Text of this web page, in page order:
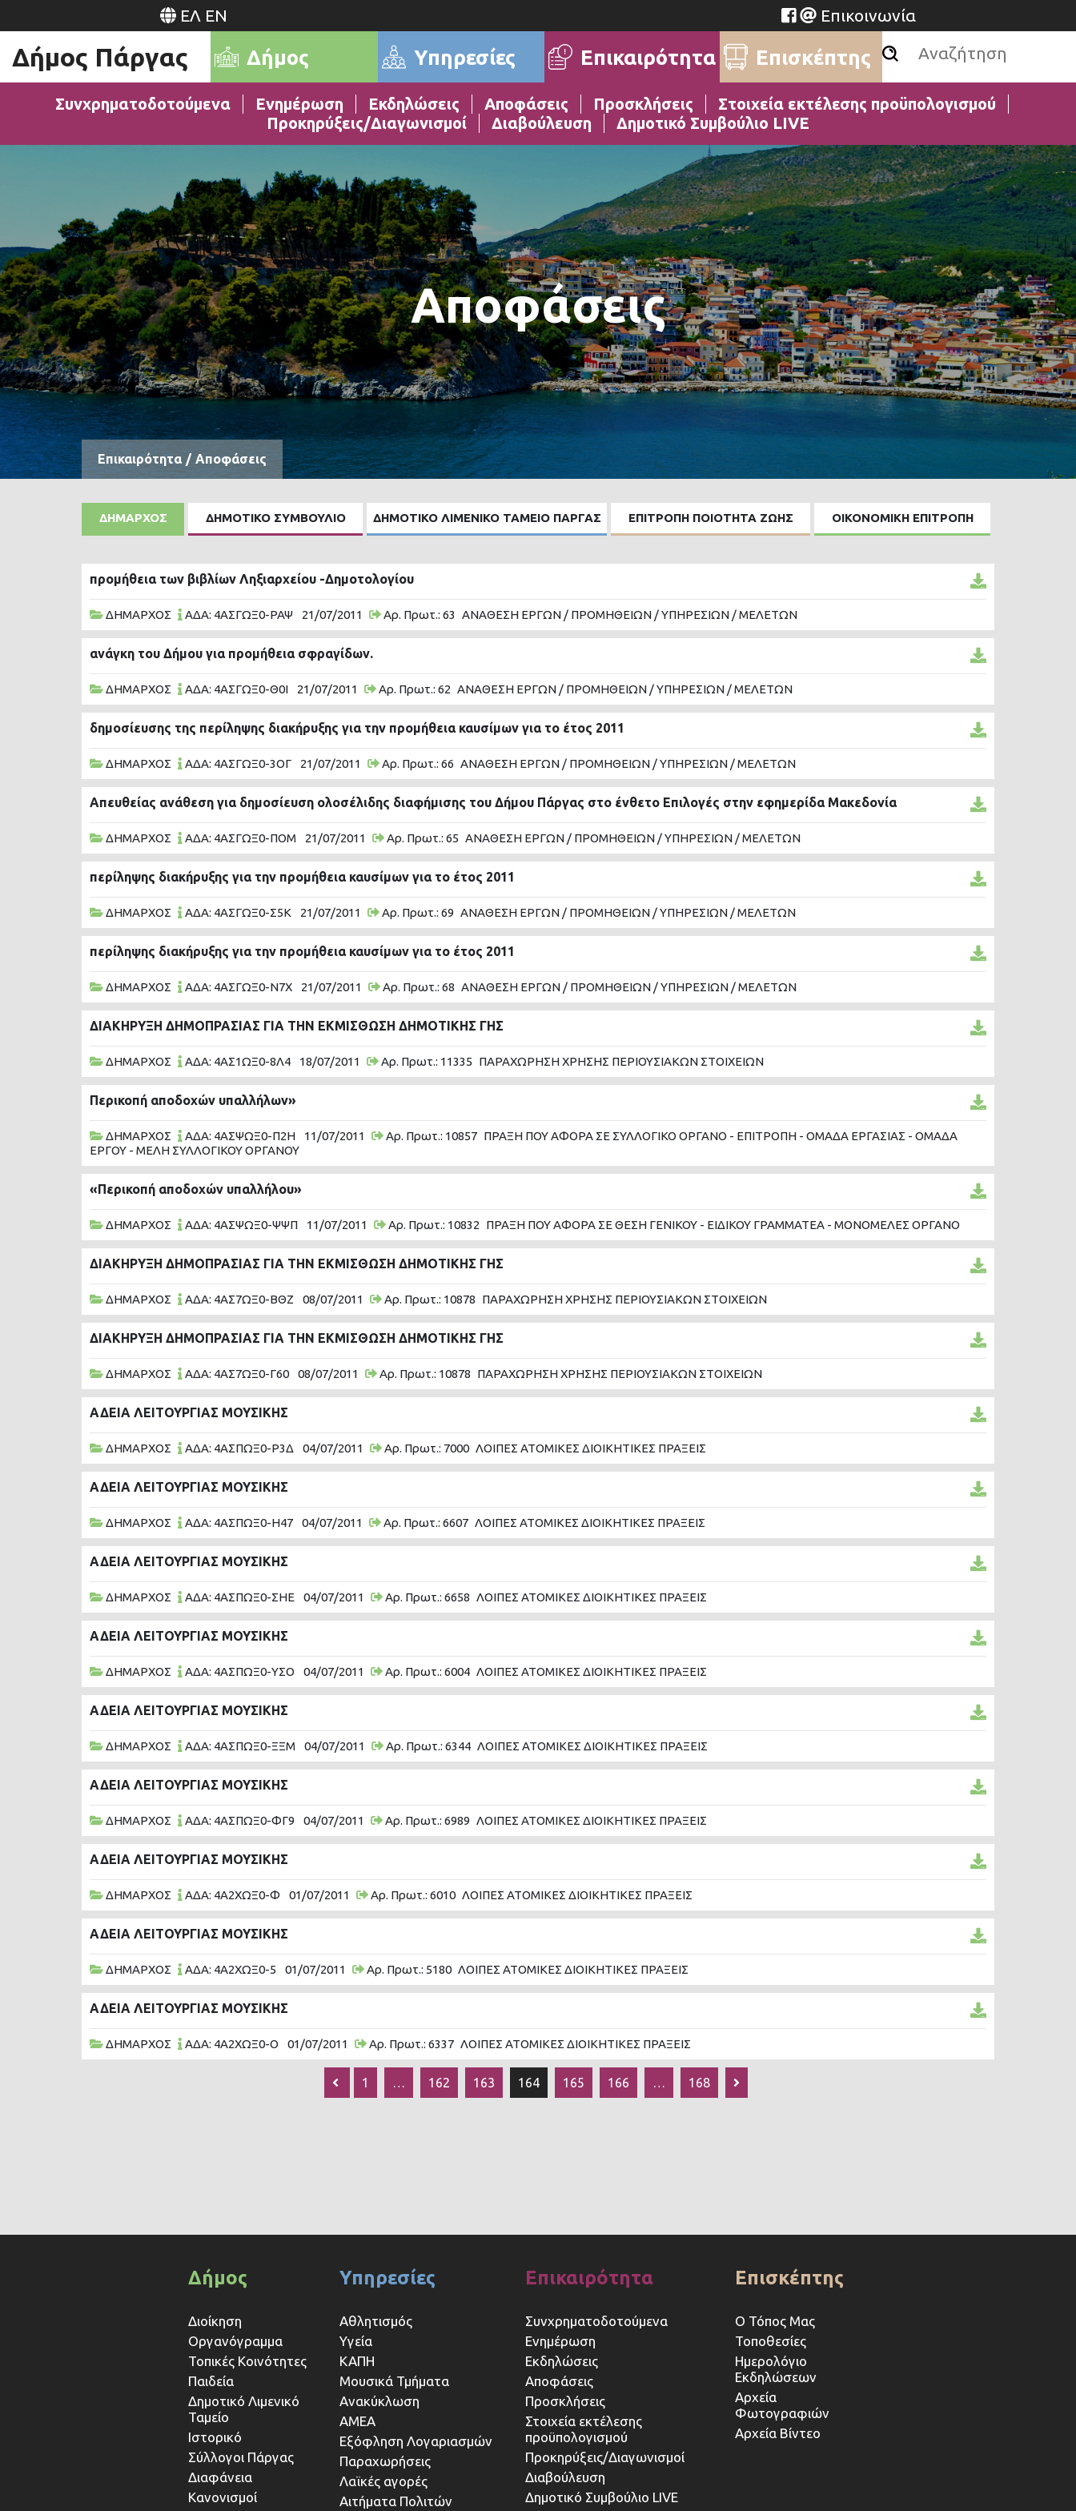
ΕΛ EN Επικοινωνία
Δήμος Πάργας Δήμος Υπηρεσίες Επικαιρότητα
Συνχρηματοδοτούμενα Ενημέρωση Εκδηλώσεις Αποφάσεις Προσκλήσεις
Στοιχεία εκτέλεσης προϋπολογισμού
Προκηρύξεις/Διαγωνισμοί
Διαβούλευση Δημοτικό Συμβούλιο LIVE
Επισκέπτης
Αποφάσεις
Επικαιρότητα / Αποφάσεις
ΔΗΜΑΡΧΟΣ ΔΗΜΟΤΙΚΟ ΣΥΜΒΟΥΛΙΟ ΔΗΜΟΤΙΚΟ ΛΙΜΕΝΙΚΟ ΤΑΜΕΙΟ ΠΑΡΓΑΣ ΕΠΙΤΡΟΠΗ ΠΟΙΟΤΗΤΑ ΖΩΗΣ ΟΙΚΟΝΟΜΙΚΗ ΕΠΙΤΡΟΠΗ
προμήθεια των βιβλίων Ληξιαρχείου -Δημοτολογίου
ΔΗΜΑΡΧΟΣ ΑΔΑ: 4ΑΣΓΩΞ0-ΡΑΨ 21/07/2011 Αρ. Πρωτ.: 63 ΑΝΑΘΕΣΗ ΕΡΓΩΝ / ΠΡΟΜΗΘΕΙΩΝ / ΥΠΗΡΕΣΙΩΝ / ΜΕΛΕΤΩΝ
ανάγκη του Δήμου για προμήθεια σφραγίδων.
ΔΗΜΑΡΧΟΣ ΑΔΑ: 4ΑΣΓΩΞ0-Θ0Ι 21/07/2011 Αρ. Πρωτ.: 62 ΑΝΑΘΕΣΗ ΕΡΓΩΝ / ΠΡΟΜΗΘΕΙΩΝ / ΥΠΗΡΕΣΙΩΝ / ΜΕΛΕΤΩΝ
δημοσίευσης της περίληψης διακήρυξης για την προμήθεια καυσίμων για το έτος 2011
ΔΗΜΑΡΧΟΣ ΑΔΑ: 4ΑΣΓΩΞ0-3ΟΓ 21/07/2011 Αρ. Πρωτ.: 66 ΑΝΑΘΕΣΗ ΕΡΓΩΝ / ΠΡΟΜΗΘΕΙΩΝ / ΥΠΗΡΕΣΙΩΝ / ΜΕΛΕΤΩΝ
Απευθείας ανάθεση για δημοσίευση ολοσέλιδης διαφήμισης του Δήμου Πάργας στο ένθετο Επιλογές στην εφημερίδα Μακεδονία
ΔΗΜΑΡΧΟΣ ΑΔΑ: 4ΑΣΓΩΞ0-ΠΟΜ 21/07/2011 Αρ. Πρωτ.: 65 ΑΝΑΘΕΣΗ ΕΡΓΩΝ / ΠΡΟΜΗΘΕΙΩΝ / ΥΠΗΡΕΣΙΩΝ / ΜΕΛΕΤΩΝ
περίληψης διακήρυξης για την προμήθεια καυσίμων για το έτος 2011
ΔΗΜΑΡΧΟΣ ΑΔΑ: 4ΑΣΓΩΞ0-Σ5Κ 21/07/2011 Αρ. Πρωτ.: 69 ΑΝΑΘΕΣΗ ΕΡΓΩΝ / ΠΡΟΜΗΘΕΙΩΝ / ΥΠΗΡΕΣΙΩΝ / ΜΕΛΕΤΩΝ
περίληψης διακήρυξης για την προμήθεια καυσίμων για το έτος 2011
ΔΗΜΑΡΧΟΣ ΑΔΑ: 4ΑΣΓΩΞ0-Ν7Χ 21/07/2011 Αρ. Πρωτ.: 68 ΑΝΑΘΕΣΗ ΕΡΓΩΝ / ΠΡΟΜΗΘΕΙΩΝ / ΥΠΗΡΕΣΙΩΝ / ΜΕΛΕΤΩΝ
ΔΙΑΚΗΡΥΞΗ ΔΗΜΟΠΡΑΣΙΑΣ ΓΙΑ ΤΗΝ ΕΚΜΙΣΘΩΣΗ ΔΗΜΟΤΙΚΗΣ ΓΗΣ
ΔΗΜΑΡΧΟΣ ΑΔΑ: 4ΑΣ1ΩΞ0-8Λ4 18/07/2011 Αρ. Πρωτ.: 11335 ΠΑΡΑΧΩΡΗΣΗ ΧΡΗΣΗΣ ΠΕΡΙΟΥΣΙΑΚΩΝ ΣΤΟΙΧΕΙΩΝ
Περικοπή αποδοχών υπαλλήλων»
ΔΗΜΑΡΧΟΣ ΑΔΑ: 4ΑΣΨΩΞ0-Π2Η 11/07/2011 Αρ. Πρωτ.: 10857 ΠΡΑΞΗ ΠΟΥ ΑΦΟΡΑ ΣΕ ΣΥΛΛΟΓΙΚΟ ΟΡΓΑΝΟ - ΕΠΙΤΡΟΠΗ - ΟΜΑΔΑ ΕΡΓΑΣΙΑΣ - ΟΜΑΔΑ
ΕΡΓΟΥ - ΜΕΛΗ ΣΥΛΛΟΓΙΚΟΥ ΟΡΓΑΝΟΥ
«Περικοπή αποδοχών υπαλλήλου»
ΔΗΜΑΡΧΟΣ ΑΔΑ: 4ΑΣΨΩΞ0-ΨΨΠ 11/07/2011 Αρ. Πρωτ.: 10832 ΠΡΑΞΗ ΠΟΥ ΑΦΟΡΑ ΣΕ ΘΕΣΗ ΓΕΝΙΚΟΥ - ΕΙΔΙΚΟΥ ΓΡΑΜΜΑΤΕΑ - ΜΟΝΟΜΕΛΕΣ ΟΡΓΑΝΟ
ΔΙΑΚΗΡΥΞΗ ΔΗΜΟΠΡΑΣΙΑΣ ΓΙΑ ΤΗΝ ΕΚΜΙΣΘΩΣΗ ΔΗΜΟΤΙΚΗΣ ΓΗΣ
ΔΗΜΑΡΧΟΣ ΑΔΑ: 4ΑΣ7ΩΞ0-ΒΘΖ 08/07/2011 Αρ. Πρωτ.: 10878 ΠΑΡΑΧΩΡΗΣΗ ΧΡΗΣΗΣ ΠΕΡΙΟΥΣΙΑΚΩΝ ΣΤΟΙΧΕΙΩΝ
ΔΙΑΚΗΡΥΞΗ ΔΗΜΟΠΡΑΣΙΑΣ ΓΙΑ ΤΗΝ ΕΚΜΙΣΘΩΣΗ ΔΗΜΟΤΙΚΗΣ ΓΗΣ
ΔΗΜΑΡΧΟΣ ΑΔΑ: 4ΑΣ7ΩΞ0-Γ60 08/07/2011 Αρ. Πρωτ.: 10878 ΠΑΡΑΧΩΡΗΣΗ ΧΡΗΣΗΣ ΠΕΡΙΟΥΣΙΑΚΩΝ ΣΤΟΙΧΕΙΩΝ
ΑΔΕΙΑ ΛΕΙΤΟΥΡΓΙΑΣ ΜΟΥΣΙΚΗΣ
ΔΗΜΑΡΧΟΣ ΑΔΑ: 4ΑΣΠΩΞ0-Ρ3Δ 04/07/2011 Αρ. Πρωτ.: 7000 ΛΟΙΠΕΣ ΑΤΟΜΙΚΕΣ ΔΙΟΙΚΗΤΙΚΕΣ ΠΡΑΞΕΙΣ
ΑΔΕΙΑ ΛΕΙΤΟΥΡΓΙΑΣ ΜΟΥΣΙΚΗΣ
ΔΗΜΑΡΧΟΣ ΑΔΑ: 4ΑΣΠΩΞ0-Η47 04/07/2011 Αρ. Πρωτ.: 6607 ΛΟΙΠΕΣ ΑΤΟΜΙΚΕΣ ΔΙΟΙΚΗΤΙΚΕΣ ΠΡΑΞΕΙΣ
ΑΔΕΙΑ ΛΕΙΤΟΥΡΓΙΑΣ ΜΟΥΣΙΚΗΣ
ΔΗΜΑΡΧΟΣ ΑΔΑ: 4ΑΣΠΩΞ0-ΣΗΕ 04/07/2011 Αρ. Πρωτ.: 6658 ΛΟΙΠΕΣ ΑΤΟΜΙΚΕΣ ΔΙΟΙΚΗΤΙΚΕΣ ΠΡΑΞΕΙΣ
ΑΔΕΙΑ ΛΕΙΤΟΥΡΓΙΑΣ ΜΟΥΣΙΚΗΣ
ΔΗΜΑΡΧΟΣ ΑΔΑ: 4ΑΣΠΩΞ0-ΥΣΟ 04/07/2011 Αρ. Πρωτ.: 6004 ΛΟΙΠΕΣ ΑΤΟΜΙΚΕΣ ΔΙΟΙΚΗΤΙΚΕΣ ΠΡΑΞΕΙΣ
ΑΔΕΙΑ ΛΕΙΤΟΥΡΓΙΑΣ ΜΟΥΣΙΚΗΣ
ΔΗΜΑΡΧΟΣ ΑΔΑ: 4ΑΣΠΩΞ0-ΞΞΜ 04/07/2011 Αρ. Πρωτ.: 6344 ΛΟΙΠΕΣ ΑΤΟΜΙΚΕΣ ΔΙΟΙΚΗΤΙΚΕΣ ΠΡΑΞΕΙΣ
ΑΔΕΙΑ ΛΕΙΤΟΥΡΓΙΑΣ ΜΟΥΣΙΚΗΣ
ΔΗΜΑΡΧΟΣ ΑΔΑ: 4ΑΣΠΩΞ0-ΦΓ9 04/07/2011 Αρ. Πρωτ.: 6989 ΛΟΙΠΕΣ ΑΤΟΜΙΚΕΣ ΔΙΟΙΚΗΤΙΚΕΣ ΠΡΑΞΕΙΣ
ΑΔΕΙΑ ΛΕΙΤΟΥΡΓΙΑΣ ΜΟΥΣΙΚΗΣ
ΔΗΜΑΡΧΟΣ ΑΔΑ: 4Α2ΧΩΞ0-Φ 01/07/2011 Αρ. Πρωτ.: 6010 ΛΟΙΠΕΣ ΑΤΟΜΙΚΕΣ ΔΙΟΙΚΗΤΙΚΕΣ ΠΡΑΞΕΙΣ
ΑΔΕΙΑ ΛΕΙΤΟΥΡΓΙΑΣ ΜΟΥΣΙΚΗΣ
ΔΗΜΑΡΧΟΣ ΑΔΑ: 4Α2ΧΩΞ0-5 01/07/2011 Αρ. Πρωτ.: 5180 ΛΟΙΠΕΣ ΑΤΟΜΙΚΕΣ ΔΙΟΙΚΗΤΙΚΕΣ ΠΡΑΞΕΙΣ
ΑΔΕΙΑ ΛΕΙΤΟΥΡΓΙΑΣ ΜΟΥΣΙΚΗΣ
ΔΗΜΑΡΧΟΣ ΑΔΑ: 4Α2ΧΩΞ0-Ο 01/07/2011 Αρ. Πρωτ.: 6337 ΛΟΙΠΕΣ ΑΤΟΜΙΚΕΣ ΔΙΟΙΚΗΤΙΚΕΣ ΠΡΑΞΕΙΣ
1 … 162 163 164 165 166 … 168
Δήμος
Διοίκηση
Οργανόγραμμα
Τοπικές Κοινότητες
Παιδεία
Δημοτικό Λιμενικό
Ταμείο
Ιστορικό
Σύλλογοι Πάργας
Διαφάνεια
Κανονισμοί
Υπηρεσίες
Αθλητισμός
Υγεία
ΚΑΠΗ
Μουσικά Τμήματα
Ανακύκλωση
ΑΜΕΑ
Εξόφληση Λογαριασμών
Παραχωρήσεις
Λαϊκές αγορές
Αιτήματα Πολιτών
Επικαιρότητα
Συνχρηματοδοτούμενα
Ενημέρωση
Εκδηλώσεις
Αποφάσεις
Προσκλήσεις
Στοιχεία εκτέλεσης
προϋπολογισμού
Προκηρύξεις/Διαγωνισμοί
Διαβούλευση
Δημοτικό Συμβούλιο LIVE
Επισκέπτης
Ο Τόπος Μας
Τοποθεσίες
Ημερολόγιο
Εκδηλώσεων
Αρχεία
Φωτογραφιών
Αρχεία Βίντεο